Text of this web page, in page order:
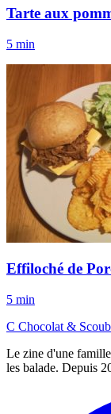
Tarte aux
5 min
Effiloché de
5 min
C Chocolat &
Le zine d'une
les balade. Depuis